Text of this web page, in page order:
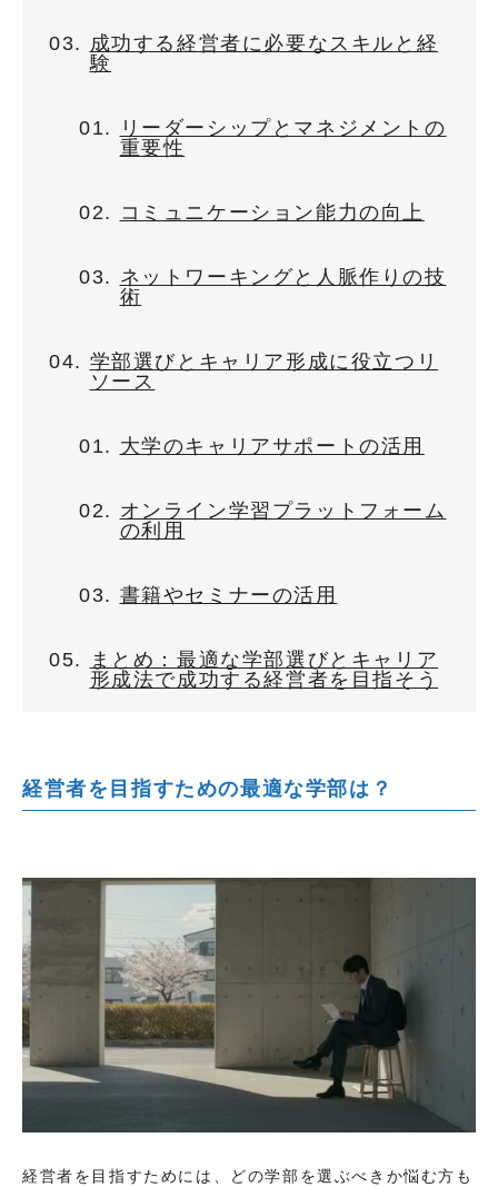
成功する経営者に必要なスキルと経
験
リーダーシップとマネジメントの
重要性
コミュニケーション能力の向上
ネットワーキングと人脈作りの技
術
学部選びとキャリア形成に役立つリ
ソース
大学のキャリアサポートの活用
オンライン学習プラットフォーム
の利用
書籍やセミナーの活用
まとめ：最適な学部選びとキャリア
形成法で成功する経営者を目指そう
経営者を目指すための最適な学部は？
経営者を目指すためには、どの学部を選ぶべきか悩む方も